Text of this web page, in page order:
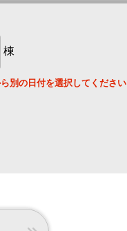
棟
別の日付を選択してください